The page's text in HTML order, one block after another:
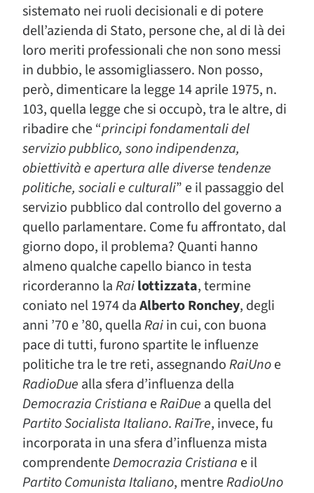
sistemato nei ruoli decisionali e di potere
dell’azienda di Stato, persone che, al di là dei
loro meriti professionali che non sono messi
in dubbio, le assomigliassero. Non posso,
però, dimenticare la legge 14 aprile 1975, n.
103, quella legge che si occupò, tra le altre, di
ribadire che “principi fondamentali del
servizio pubblico, sono indipendenza,
obiettività e apertura alle diverse tendenze
politiche, sociali e culturali” e il passaggio del
servizio pubblico dal controllo del governo a
quello parlamentare. Come fu affrontato, dal
giorno dopo, il problema? Quanti hanno
almeno qualche capello bianco in testa
ricorderanno laRailottizzata, termine
coniato nel 1974 daAlberto Ronchey, degli
anni ’70 e ’80, quellaRaiin cui, con buona
pace di tutti, furono spartite le influenze
politiche tra le tre reti, assegnandoRaiUnoe
RadioDue alla sfera d’influenza della
Democrazia Cristiana eRaiDue a quella del
Partito Socialista Italiano.RaiTre, invece, fu
incorporata in una sfera d’influenza mista
comprendenteDemocrazia Cristiana e il
Partito Comunista Italiano, mentreRadioUno